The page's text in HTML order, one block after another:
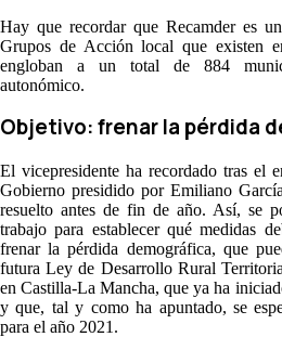
Hay que recordar que Recamder es
Grupos de Acción local que existen
engloban a un total de 884
autonómico.
Objetivo: frenar la pérdida
El vicepresidente ha recordado tras el
Gobierno presidido por Emiliano
resuelto antes de fin de año. Así, se
trabajo para establecer qué medidas
frenar la pérdida demográfica, que
futura Ley de Desarrollo Rural
en Castilla-La Mancha, que ya ha
y que, tal y como ha apuntado, se
para el año 2021.